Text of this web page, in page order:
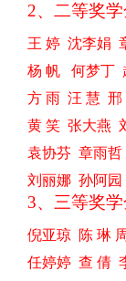
2、二等奖
王 婷 沈李娟
杨 帆 何梦丁
方 雨 汪 慧 邢
黄 笑 张大燕
袁协芬 章雨哲
刘丽娜 孙阿园
3、三等奖
倪亚琼 陈 琳
任婷婷 查 倩